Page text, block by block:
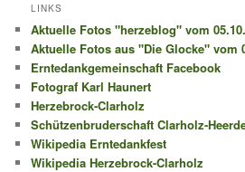
LINKS
Aktuelle Fotos "herzeblog" vom
Aktuelle Fotos aus "Die Glocke" vom
Erntedankgemeinschaft Facebook
Fotograf Karl Haunert
Herzebrock-Clarholz
Schützenbruderschaft Clarholz-
Wikipedia Erntedankfest
Wikipedia Herzebrock-Clarholz